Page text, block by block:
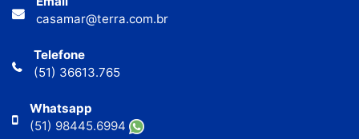
casamar@terra.com.br
Telefone
(51) 36613.765
Whatsapp
(51) 98445.6994